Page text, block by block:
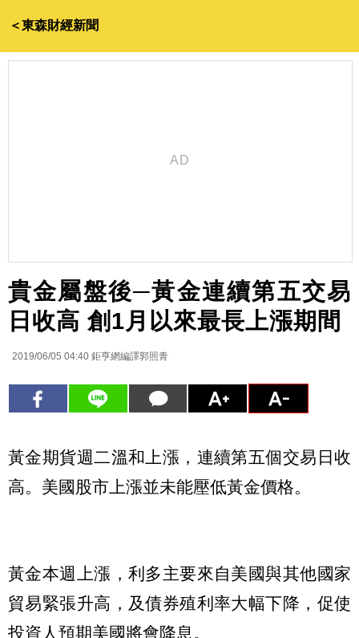
＜東森財經新聞
貴金屬盤後─黃金連續第五交易
日收高 創1月以來最長上漲期間
2019/06/05 04:40 鉅亨網編譯郭照青
黃金期貨週二溫和上漲，連續第五個交易日收
高。美國股市上漲並未能壓低黃金價格。
黃金本週上漲，利多主要來自美國與其他國家
貿易緊張升高，及債券殖利率大幅下降，促使
投資人預期美國將會降息。